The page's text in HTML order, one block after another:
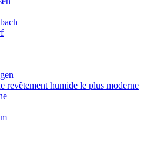
revêtement humide le plus moderne